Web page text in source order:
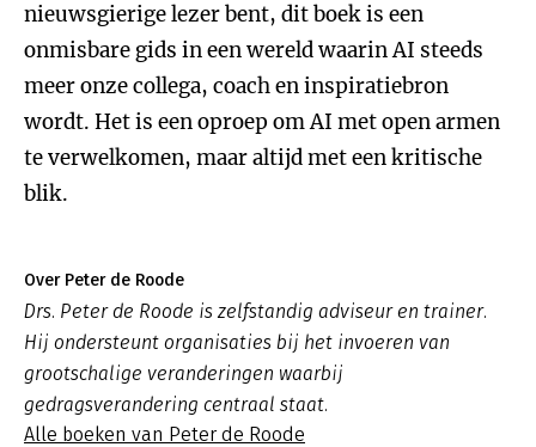
nieuwsgierige lezer bent, dit boek is een
onmisbare gids in een wereld waarin AI steeds
meer onze collega, coach en inspiratiebron
wordt. Het is een oproep om AI met open armen
te verwelkomen, maar altijd met een kritische
blik.
Over Peter de Roode
Drs. Peter de Roode is zelfstandig adviseur en trainer.
Hij ondersteunt organisaties bij het invoeren van
grootschalige veranderingen waarbij
gedragsverandering centraal staat.
Alle boeken van Peter de Roode